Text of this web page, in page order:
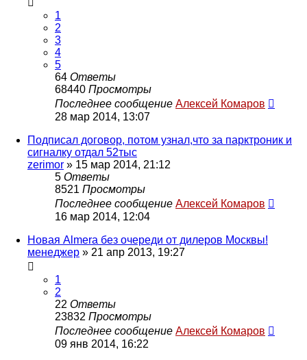
1
2
3
4
5
64 Ответы
68440 Просмотры
Последнее сообщение Алексей Комаров
28 мар 2014, 13:07
Подписал договор, потом узнал,что за парктроник и
сигналку отдал 52тыс
zerimor » 15 мар 2014, 21:12
5 Ответы
8521 Просмотры
Последнее сообщение Алексей Комаров
16 мар 2014, 12:04
Новая Almera без очереди от дилеров Москвы!
менеджер » 21 апр 2013, 19:27
1
2
22 Ответы
23832 Просмотры
Последнее сообщение Алексей Комаров
09 янв 2014, 16:22